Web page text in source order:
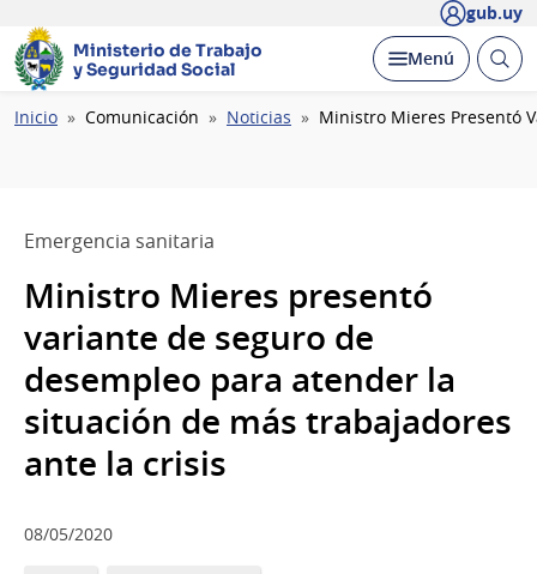
gub.uy
Ministerio de Trabajo
y Seguridad Social
Desplegar
Menú Abrir
Ruta
Inicio Comunicación Noticias Ministro Mieres Presentó
Emergencia sanitaria
Ministro Mieres presentó
variante de seguro de
desempleo para atender la
situación de más trabajadores
ante la crisis
08/05/2020